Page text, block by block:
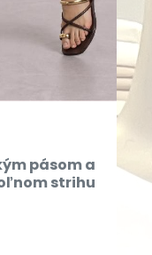
pásom a
strihu